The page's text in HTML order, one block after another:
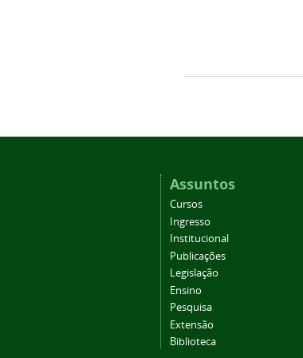
Assuntos
Cursos
Ingresso
Institucional
Publicações
Legislação
Ensino
Pesquisa
Extensão
Biblioteca